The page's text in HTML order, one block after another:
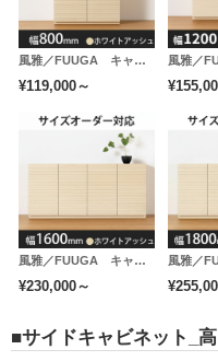
※配送時に連結作業が必要
が必要となります。
風雅／FUUGA キャビネット 幅800mm（ホワイトアッシュ-スリット）
¥119,000～
風雅／FUUGA キャビネット 幅1600mm（ホワイトアッシュ-スリット）
¥230,000～
■サイドキャビネット_